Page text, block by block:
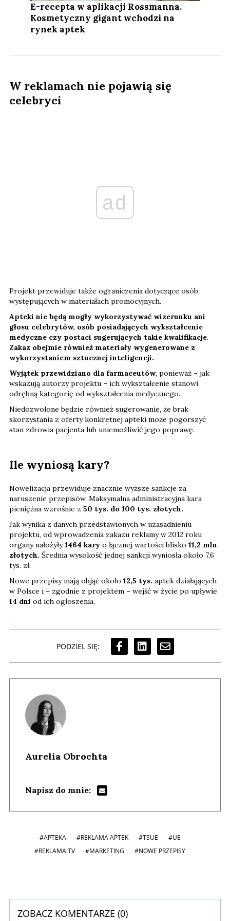
E-recepta w aplikacji Rossmanna.
Kosmetyczny gigant wchodzi na
rynek aptek
W reklamach nie pojawią się
celebryci
ad
Projekt przewiduje także ograniczenia dotyczące osób
występujących w materiałach promocyjnych.
Apteki nie będą mogły wykorzystywać wizerunku ani
głosu celebrytów, osób posiadających wykształcenie
medyczne czy postaci sugerujących takie kwalifikacje.
Zakaz obejmie również materiały wygenerowane z
wykorzystaniem sztucznej inteligencji.
Wyjątek przewidziano dla farmaceutów, ponieważ – jak
wskazują autorzy projektu – ich wykształcenie stanowi
odrębną kategorię od wykształcenia medycznego.
Niedozwolone będzie również sugerowanie, że brak
skorzystania z oferty konkretnej apteki może pogorszyć
stan zdrowia pacjenta lub uniemożliwić jego poprawę.
Ile wyniosą kary?
Nowelizacja przewiduje znacznie wyższe sankcje za
naruszenie przepisów. Maksymalna administracyjna kara
pieniężna wzrośnie z 50 tys. do 100 tys. złotych.
Jak wynika z danych przedstawionych w uzasadnieniu
projektu, od wprowadzenia zakazu reklamy w 2012 roku
organy nałożyły1464 kary o łącznej wartości blisko 11,2 mln
złotych. Średnia wysokość jednej sankcji wyniosła około 7,6
tys. zł.
Nowe przepisy mają objąć około 12,5 tys. aptek działających
w Polsce i – zgodnie z projektem – wejść w życie po upływie
14 dni od ich ogłoszenia.
PODZIEL SIĘ:
Aurelia Obrochta
Napisz do mnie:
#APTEKA #REKLAMA APTEK #TSUE
#UE
#REKLAMA TV
#MARKETING #NOWE PRZEPISY
ZOBACZ KOMENTARZE (0)